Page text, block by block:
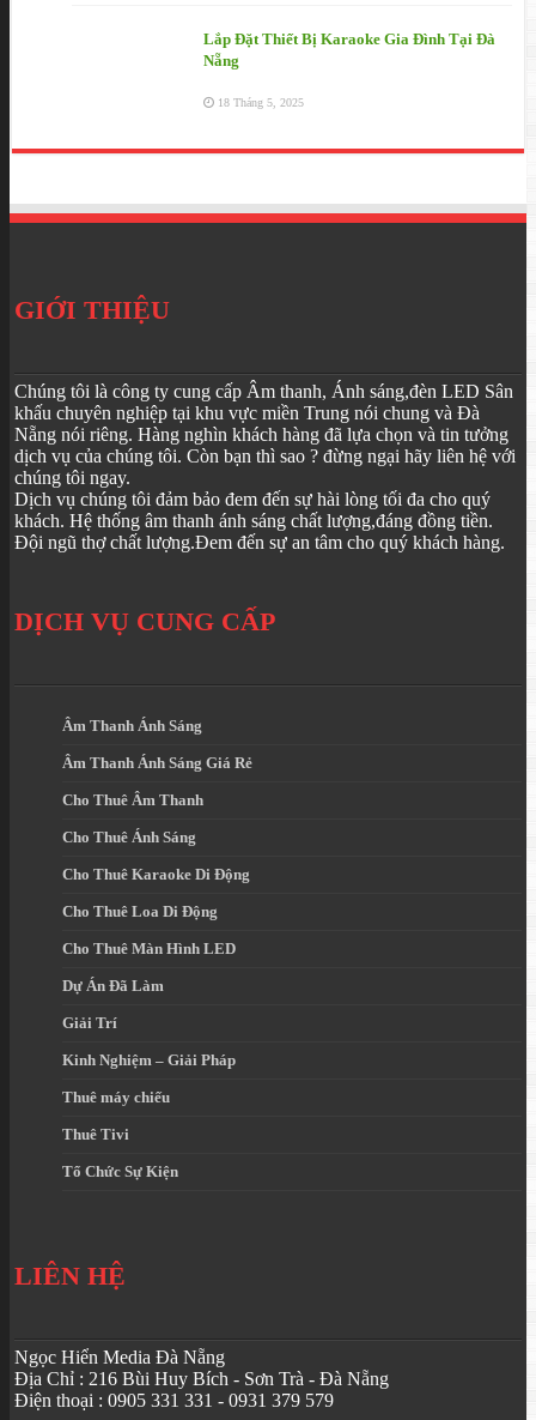
Lắp Đặt Thiết Bị Karaoke Gia Đình Tại Đà
Nẵng
18 Tháng 5, 2025
GIỚI THIỆU
Chúng tôi là công ty cung cấp Âm thanh, Ánh sáng,đèn LED Sân
khấu chuyên nghiệp tại khu vực miền Trung nói chung và Đà
Nẵng nói riêng. Hàng nghìn khách hàng đã lựa chọn và tin tưởng
dịch vụ của chúng tôi. Còn bạn thì sao ? đừng ngại hãy liên hệ với
chúng tôi ngay.
Dịch vụ chúng tôi đảm bảo đem đến sự hài lòng tối đa cho quý
khách. Hệ thống âm thanh ánh sáng chất lượng,đáng đồng tiền.
Đội ngũ thợ chất lượng.Đem đến sự an tâm cho quý khách hàng.
DỊCH VỤ CUNG CẤP
Âm Thanh Ánh Sáng
Âm Thanh Ánh Sáng Giá Rẻ
Cho Thuê Âm Thanh
Cho Thuê Ánh Sáng
Cho Thuê Karaoke Di Động
Cho Thuê Loa Di Động
Cho Thuê Màn Hình LED
Dự Án Đã Làm
Giải Trí
Kinh Nghiệm – Giải Pháp
Thuê máy chiếu
Thuê Tivi
Tổ Chức Sự Kiện
LIÊN HỆ
Ngọc Hiển Media Đà Nẵng
Địa Chỉ : 216 Bùi Huy Bích - Sơn Trà - Đà Nẵng
Điện thoại : 0905 331 331 - 0931 379 579